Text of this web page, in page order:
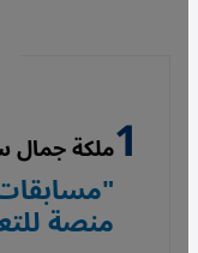
ملكة جمال
منصة